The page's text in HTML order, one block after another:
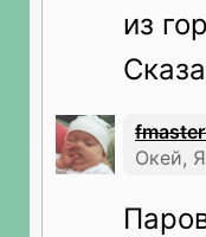
из
Окей,